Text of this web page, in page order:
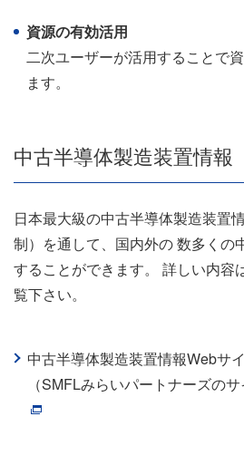
資源の有効活用
二次ユーザーが活用することで
ます。
中古半導体製造装置情報
日本最大級の中古半導体製造装置
制）を通して、国内外の 数多くの
することができます。 詳しい内容
覧下さい。
中古半導体製造装置情報Webサ
（SMFLみらいパートナーズの